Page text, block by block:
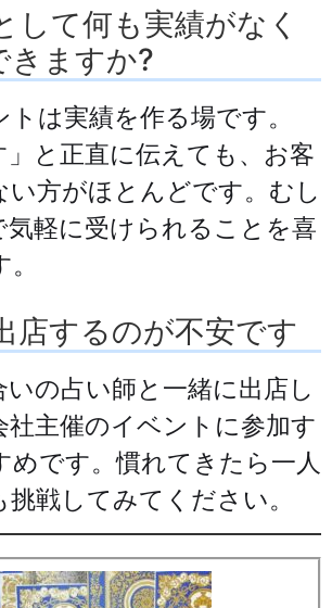
して何も実績がなく
きますか?
は実績を作る場です。
」と正直に伝えても、お客
い方がほとんどです。むし
気軽に受けられることを喜
店するのが不安です
の占い師と一緒に出店し
社主催のイベントに参加す
めです。慣れてきたら一人
戦してみてください。